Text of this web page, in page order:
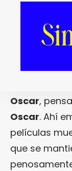
inventaron
parámetros
. El
último de
Oscar,
Oscar. Ahí
películas
que se